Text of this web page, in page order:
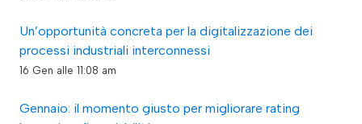
Un’opportunità concreta per la digitalizzazione dei
processi industriali interconnessi
16 Gen alle 11:08 am
Gennaio: il momento giusto per migliorare rating